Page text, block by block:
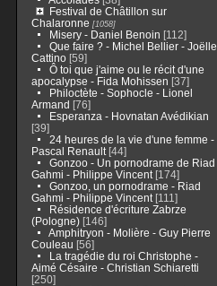
Festival de Châtillon sur
Chalaronne [1058]
Misery - Daniel Benoin [112]
Que faire ? - Michel Bellier - Joëlle
Cattino[59]
Ô toi que j'aime ou le récit d'une
apocalypse - Fida Mohissen [37]
Philoctète - Sophocle - Lionel
Armand [76]
Esperanza - Hovnatan Avédikian
[39]
24 heures de la vie d'une femme -
Pascal Renault[44]
Gonzoo - Un pornodrame de Riad
Gahmi - Philippe Vincent [174]
Gonzoo, un pornodrame - Riad
Gahmi - Philippe Vincent[111]
Résidence d'écriture Zabrze
(Pologne)[146]
Amphitryon - Molière - Guy Pierre
Couleau [56]
La tragédie du roi Christophe -
Aimé Césaire - Christian Schiaretti
[250]